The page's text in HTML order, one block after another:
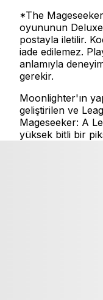
*The
oyununun Deluxe
postayla iletilir.
iade edilemez.
anlamıyla
gerekir.
Moonlighter'ın
geliştirilen ve
Mageseeker: A
yüksek bitli bir